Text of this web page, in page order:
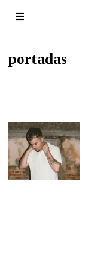
portadas